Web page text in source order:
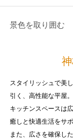
景色を取り囲む
スタイリッシュで美
引く、高性能な平屋。
キッチンスペースは
癒しと快適生活をサ
また、広さを確保し